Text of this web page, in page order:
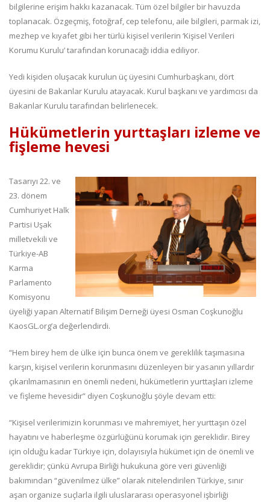
bilgilerine erişim hakkı kazanacak. Tüm özel bilgiler bir havuzda
toplanacak. Özgeçmiş, fotoğraf, cep telefonu, aile bilgileri, parmak izi,
mezhep ve kıyafet gibi her türlü kişisel verilerin ‘Kişisel Verileri
Korumu Kurulu’ tarafından korunacağı iddia ediliyor.
Yedi kişiden oluşacak kurulun üç üyesini Cumhurbaşkanı, dört
üyesini de Bakanlar Kurulu atayacak. Kurul başkanı ve yardımcısı da
Bakanlar Kurulu tarafından belirlenecek.
Hükümetlerin yurttaşları izleme ve
fişleme hevesi
Tasarıyı 22. ve
23. dönem
Cumhuriyet Halk
Partisi Uşak
milletvekili ve
Türkiye-AB
Karma
Parlamento
Komisyonu
üyeliği yapan Alternatif Bilişim Derneği üyesi Osman Coşkunoğlu
KaosGL.org’a değerlendirdi.
“Hem birey hem de ülke için bunca önem ve gereklilik taşımasına
karşın, kişisel verilerin korunmasını düzenleyen bir yasanın yıllardır
çıkarılmamasının en önemli nedeni, hükümetlerin yurttaşları izleme
ve fişleme hevesidir” diyen Coşkunoğlu şöyle devam etti:
“Kişisel verilerimizin korunması ve mahremiyet, her yurttaşın özel
hayatını ve haberleşme özgürlüğünü korumak için gereklidir. Birey
için olduğu kadar Türkiye için, dolayısıyla hükümet için de önemli ve
gereklidir; çünkü Avrupa Birliği hukukuna göre veri güvenliği
bakımından “güvenilmez ülke” olarak nitelendirilen Türkiye, sınır
aşan organize suçlarla ilgili uluslararası operasyonel işbirliği